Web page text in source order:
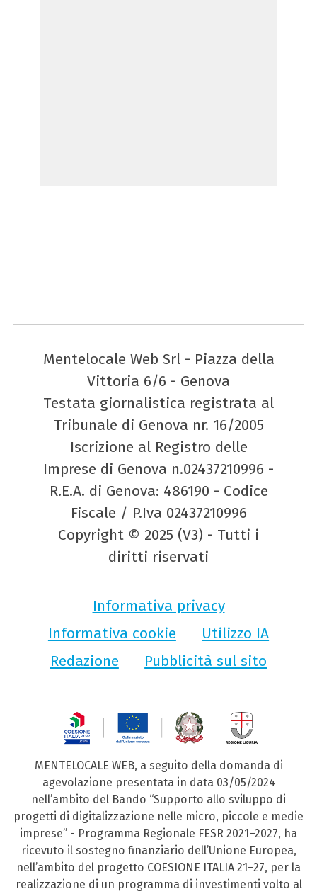
Mentelocale Web Srl - Piazza della
Vittoria 6/6 - Genova
Testata giornalistica registrata al
Tribunale di Genova nr. 16/2005
Iscrizione al Registro delle
Imprese di Genova n.02437210996 -
R.E.A. di Genova: 486190 - Codice
Fiscale / P.Iva 02437210996
Copyright © 2025 (V3) - Tutti i
diritti riservati
Informativa privacy
Informativa cookie
Utilizzo IA
Redazione
Pubblicità sul sito
MENTELOCALE WEB, a seguito della domanda di
agevolazione presentata in data 03/05/2024
nell’ambito del Bando “Supporto allo sviluppo di
progetti di digitalizzazione nelle micro, piccole e medie
imprese” - Programma Regionale FESR 2021–2027, ha
ricevuto il sostegno finanziario dell’Unione Europea,
nell’ambito del progetto COESIONE ITALIA 21–27, per la
realizzazione di un programma di investimenti volto al